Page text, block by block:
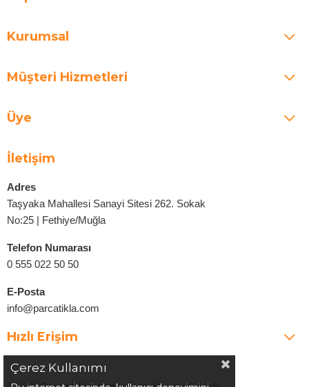
Kurumsal
Müşteri Hizmetleri
Üye
İletişim
Adres
Taşyaka Mahallesi Sanayi Sitesi 262. Sokak
No:25 | Fethiye/Muğla
Telefon Numarası
0 555 022 50 50
E-Posta
info@parcatikla.com
Hızlı Erişim
Çerez Kullanımı